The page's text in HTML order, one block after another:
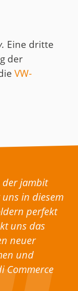
Eine dritte
der
VW-
der jambit
in diesem
perfekt
uns das
neuer
und
Commerce